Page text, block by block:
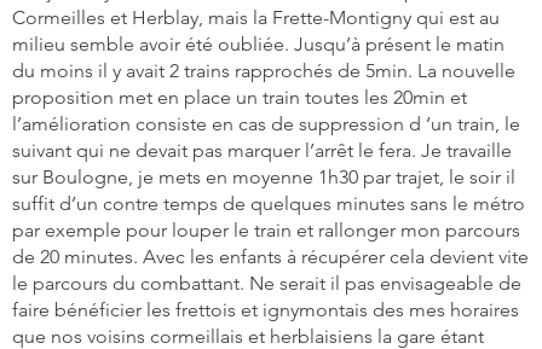
Cormeilles et Herblay, mais la Frette-Montigny qui est au
milieu semble avoir été oubliée. Jusqu’à présent le matin
du moins il y avait 2 trains rapprochés de 5min. La nouvelle
proposition met en place un train toutes les 20min et
l’amélioration consiste en cas de suppression d ‘un train, le
suivant qui ne devait pas marquer l’arrêt le fera. Je travaille
sur Boulogne, je mets en moyenne 1h30 par trajet, le soir il
suffit d’un contre temps de quelques minutes sans le métro
par exemple pour louper le train et rallonger mon parcours
de 20 minutes. Avec les enfants à récupérer cela devient vite
le parcours du combattant. Ne serait il pas envisageable de
faire bénéficier les frettois et ignymontais des mes horaires
que nos voisins cormeillais et herblaisiens la gare étant